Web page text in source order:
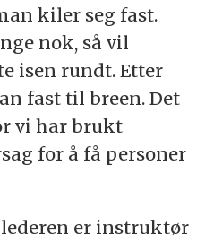
kiler seg fast.
nok, så vil
isen rundt. Etter
fast til breen. Det
vi har brukt
for å få personer
er instruktør